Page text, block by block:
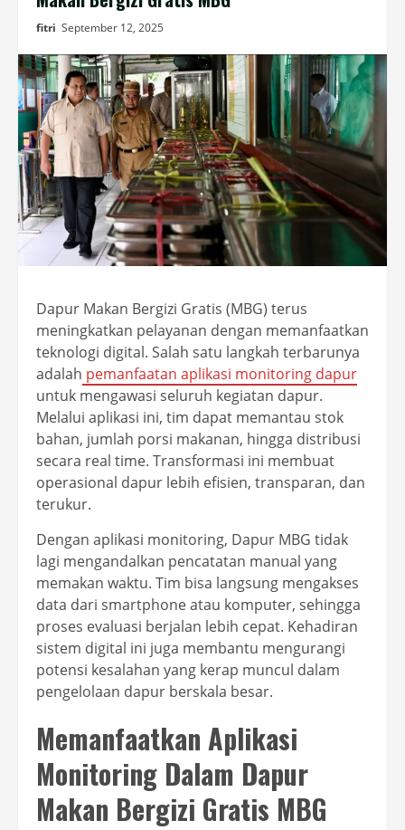
fitri September 12, 2025
Dapur Makan Bergizi Gratis (MBG) terus
meningkatkan pelayanan dengan memanfaatkan
teknologi digital. Salah satu langkah terbarunya
adalah pemanfaatan aplikasi monitoring dapur
untuk mengawasi seluruh kegiatan dapur.
Melalui aplikasi ini, tim dapat memantau stok
bahan, jumlah porsi makanan, hingga distribusi
secara real time. Transformasi ini membuat
operasional dapur lebih efisien, transparan, dan
terukur.
Dengan aplikasi monitoring, Dapur MBG tidak
lagi mengandalkan pencatatan manual yang
memakan waktu. Tim bisa langsung mengakses
data dari smartphone atau komputer, sehingga
proses evaluasi berjalan lebih cepat. Kehadiran
sistem digital ini juga membantu mengurangi
potensi kesalahan yang kerap muncul dalam
pengelolaan dapur berskala besar.
Memanfaatkan Aplikasi
Monitoring Dalam Dapur
Makan Bergizi Gratis MBG